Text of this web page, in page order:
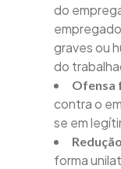
do
graves ou
do
Ofensa
contra o
se em
forma